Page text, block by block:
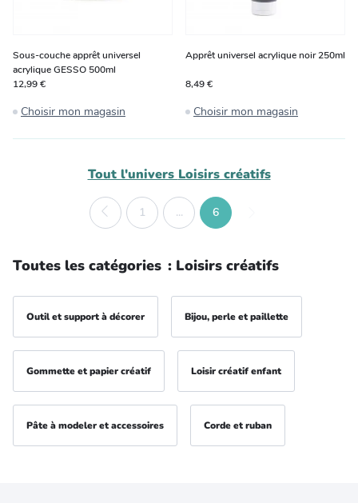
Sous-couche apprêt universel
acrylique GESSO 500ml
12,99 €
Choisir mon magasin
Apprêt universel acrylique noir 250ml
8,49 €
Choisir mon magasin
Tout l'univers Loisirs créatifs
1 ... 6
Toutes les catégories : Loisirs créatifs
Outil et support à décorer Bijou, perle et paillette
Gommette et papier créatif Loisir créatif enfant
Pâte à modeler et accessoires Corde et ruban